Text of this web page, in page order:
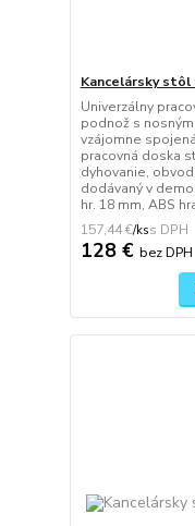
Kancelársky stôl
Univerzálny
podnož s
vzájomne
pracovná doska
dyhovanie,
dodávaný v
hr. 18 mm, ABS
157,44 €/ks
128 € bez DPH